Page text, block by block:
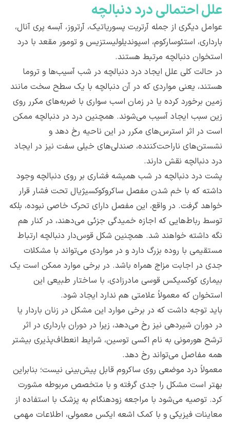
علل احتمالی درد دنبالچه
عوامل دیگری از جمله آرتریت پسوریاتیک، آرتروز، آبسه پری آنال،
بارداری، استئوسارکوم، اسپوندیلولیستزیس و تومور مقعد با درد
استخوان دنبالچه مرتبط هستند.
در حالت کلی علل ایجاد درد دنبالچه در شب آسیب‌‌ها و تروما
هستند، یعنی مواردی که در آن دنبالچه با یک سطح سخت مانند
زمین برخورد کرده یا در زمان اسب سواری با ضربه‌های مکرر روی
زین سبب ایجاد آسیب می‌شوند. همچنین درد در دنبالچه ممکن
است در اثر استرس‌های مکرر در این ناحیه رخ دهد و
نشستن‌های ناراحت‌کننده، صندلی‌های خیلی سفت نیز در ایجاد
درد دنبالچه نقش دارند.
پشت درد دنبالچه در شب همیشه فشاری بر روی دنبالچه وجود
داشته که با خم شدن مفصل ساکروکوکسیژیال تحت‌ فشار قرار
خواهد گرفت. در واقع، این مفصل دارای تحرک خاصی نبوده، بلکه
توسط رباط‌هایی که اجازه خمیدگی جزئی می‌دهند، در کنار هم
نگه داشته خواهند شد. همچنین شکل قوس‌‌دار دنبالچه ارتباط
مستقیمی با روده بزرگ دارد و در مواردی می‌تواند با مشکلات
جدی در اجابت مزاج همراه باشد. در برخی موارد ممکن است یک
بیماری کوکسیکس قوسی مادرزادی، با ساختار طبیعی این
استخوان که معمولاً علامتی هم ندارد ایجاد شود.
باید توجه داشت که در برخی موارد این مشکل در زنان باردار یا
در دوران شیردهی نیز رخ می‌دهد، زیرا در دوران بارداری در اثر
ترشح هورمونی به نام اکسی‌ توسین، شرایط انعطاف‌‌پذیری بیشتر
همه مفاصل می‌تواند رخ دهد.
معمولاً درد موضعی روی ساکروم قابل پیش‌‌بینی‌ نیست؛ بنابراین
بهتر است مشکل را جدی گرفته و با متخصص مربوطه مشورت
کرد. توصیه می‌شود با مراجعه زودهنگام به پزشک با استفاده از
معاینات فیزیکی و با کمک اشعه ایکس معمولی، اطلاعات مهمی